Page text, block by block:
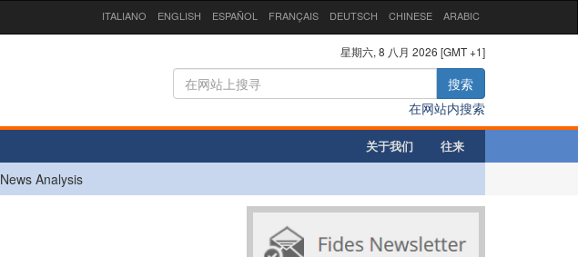
ITALIANO ENGLISH ESPAÑOL FRANÇAIS DEUTSCH CHINESE ARABIC
星期六, 8 八月 2026 [GMT +1]
搜索
在网站内搜索
关于我们 往来
News Analysis